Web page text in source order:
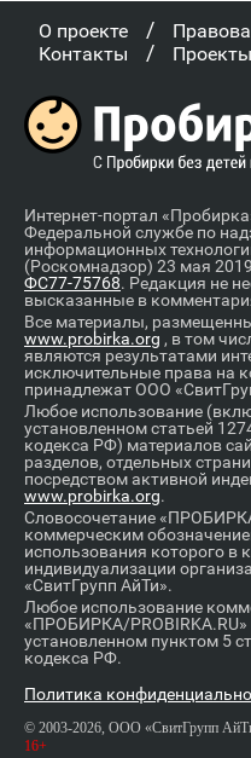
О проекте /
Контакты /
Интернет-портал
Федеральной службе по
информационных
(Роскомнадзор) 23 мая
ФС77-75768. Редакция не
высказанные в
Все материалы,
www.probirka.org , в том
являются результатами
исключительные права на
принадлежат ООО
Любое использование
установленном статьей
кодекса РФ) материалов
разделов, отдельных
посредством активной
www.probirka.org.
Словосочетание
коммерческим
использования которого в
индивидуализации
«СвитГрупп АйТи».
Любое использование
«ПРОБИРКА/
установленном пунктом 5
кодекса РФ.
Политика
© 2003-2026, ООО «СвитГрупп
16+